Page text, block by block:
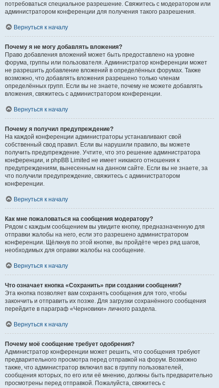
потребоваться специальное разрешение. Свяжитесь с модератором или
администратором конференции для получения такого разрешения.
Вернуться к началу
Почему я не могу добавлять вложения?
Право добавления вложений может быть предоставлено на уровне
форума, группы или пользователя. Администратор конференции может
не разрешить добавление вложений в определённых форумах. Также
возможно, что добавлять вложения разрешено только членам
определённых групп. Если вы не знаете, почему не можете добавлять
вложения, свяжитесь с администратором конференции.
Вернуться к началу
Почему я получил предупреждение?
На каждой конференции администраторы устанавливают свой
собственный свод правил. Если вы нарушили правило, вы можете
получить предупреждение. Учтите, что это решение администратора
конференции, и phpBB Limited не имеет никакого отношения к
предупреждениям, вынесенным на данном сайте. Если вы не знаете, за
что получили предупреждение, свяжитесь с администратором
конференции.
Вернуться к началу
Как мне пожаловаться на сообщения модератору?
Рядом с каждым сообщением вы увидите кнопку, предназначенную для
отправки жалобы на него, если это разрешено администратором
конференции. Щёлкнув по этой кнопке, вы пройдёте через ряд шагов,
необходимых для оправки жалобы на сообщение.
Вернуться к началу
Что означает кнопка «Сохранить» при создании сообщения?
Эта кнопка позволяет вам сохранять сообщения для того, чтобы
закончить и отправить их позже. Для загрузки сохранённого сообщения
перейдите в параграф «Черновики» личного раздела.
Вернуться к началу
Почему моё сообщение требует одобрения?
Администратор конференции может решить, что сообщения требуют
предварительного просмотра перед отправкой на форум. Возможно
также, что администратор включил вас в группу пользователей,
сообщения которых, по его или её мнению, должны быть предварительно
просмотрены перед отправкой. Пожалуйста, свяжитесь с